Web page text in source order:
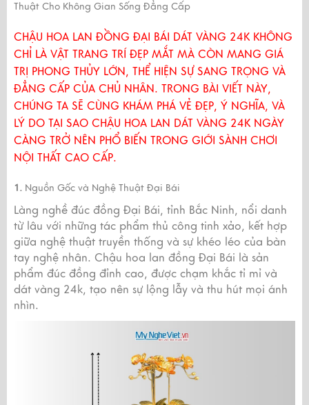
Thuật Cho Không Gian Sống Đẳng Cấp
CHẬU HOA LAN ĐỒNG ĐẠI BÁI DÁT VÀNG 24K KHÔNG
CHỈ LÀ VẬT TRANG TRÍ ĐẸP MẮT MÀ CÒN MANG GIÁ
TRỊ PHONG THỦY LỚN, THỂ HIỆN SỰ SANG TRỌNG VÀ
ĐẲNG CẤP CỦA CHỦ NHÂN. TRONG BÀI VIẾT NÀY,
CHÚNG TA SẼ CÙNG KHÁM PHÁ VẺ ĐẸP, Ý NGHĨA, VÀ
LÝ DO TẠI SAO CHẬU HOA LAN DÁT VÀNG 24K NGÀY
CÀNG TRỞ NÊN PHỔ BIẾN TRONG GIỚI SÀNH CHƠI
NỘI THẤT CAO CẤP.
1. Nguồn Gốc và Nghệ Thuật Đại Bái
Làng nghề đúc đồng Đại Bái, tỉnh Bắc Ninh, nổi danh
từ lâu với những tác phẩm thủ công tinh xảo, kết hợp
giữa nghệ thuật truyền thống và sự khéo léo của bàn
tay nghệ nhân. Chậu hoa lan đồng Đại Bái là sản
phẩm đúc đồng đỉnh cao, được chạm khắc tỉ mỉ và
dát vàng 24k, tạo nên sự lộng lẫy và thu hút mọi ánh
nhìn.